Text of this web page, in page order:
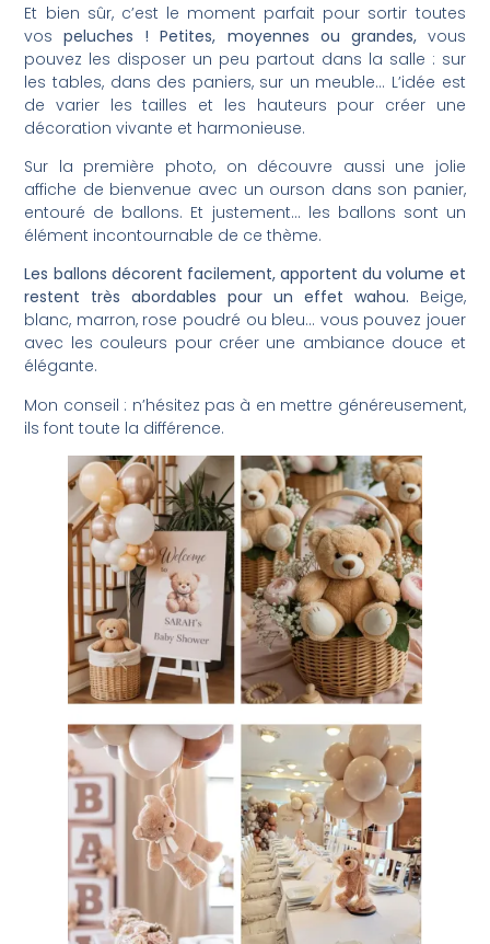
Et bien sûr, c’est le moment parfait pour sortir toutes
vospeluches ! Petites, moyennes ou grandes, vous
pouvez les disposer un peu partout dans la salle : sur
les tables, dans des paniers, sur un meuble… L’idée est
de varier les tailles et les hauteurs pour créer une
décoration vivante et harmonieuse.
Sur la première photo, on découvre aussi une jolie
affiche de bienvenue avec un ourson dans son panier,
entouré de ballons. Et justement… les ballons sont un
élément incontournable de ce thème.
Les ballons décorent facilement, apportent du volume et
restent très abordables pour un effet wahou. Beige,
blanc, marron, rose poudré ou bleu… vous pouvez jouer
avec les couleurs pour créer une ambiance douce et
élégante.
Mon conseil : n’hésitez pas à en mettre généreusement,
ils font toute la différence.